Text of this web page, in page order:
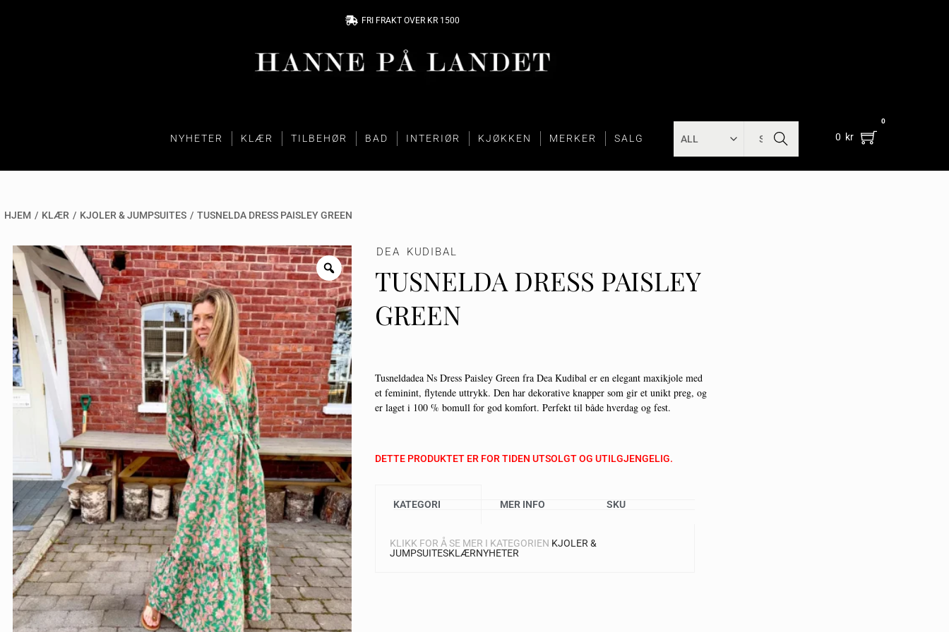
FRI FRAKT OVER KR 1500
NYHETER KLÆR TILBEHØR BAD INTERIØR KJØKKEN MERKER SALG
SEARC
H
0 kr
0
HJEM / KLÆR / KJOLER & JUMPSUITES / TUSNELDA DRESS PAISLEY GREEN
DEA KUDIBAL
TUSNELDA DRESS PAISLEY
GREEN
Tusneldadea Ns Dress Paisley Green fra Dea Kudibal er en elegant maxikjole med
et feminint, flytende uttrykk. Den har dekorative knapper som gir et unikt preg, og
er laget i 100 % bomull for god komfort. Perfekt til både hverdag og fest.
DETTE PRODUKTET ER FOR TIDEN UTSOLGT OG UTILGJENGELIG.
KATEGORI MER INFO SKU
KLIKK FOR Å SE MER I KATEGORIEN KJOLER &
JUMPSUITESKLÆRNYHETER